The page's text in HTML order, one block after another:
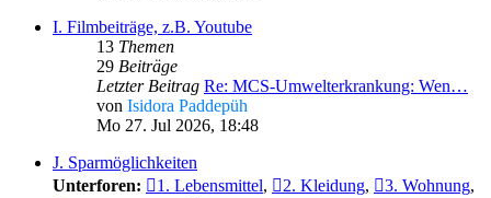
I. Filmbeiträge, z.B. Youtube
13 Themen
29 Beiträge
Letzter Beitrag Re: MCS-Umwelterkrankung: Wen…
von Isidora Paddepüh
Mo 27. Jul 2026, 18:48
J. Sparmöglichkeiten
Unterforen:
1. Lebensmittel, 2. Kleidung, 3. Wohnung,